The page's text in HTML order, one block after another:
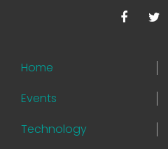
Home
Events
Technology